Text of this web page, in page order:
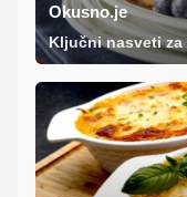
Okusno.je
Ključni nasveti